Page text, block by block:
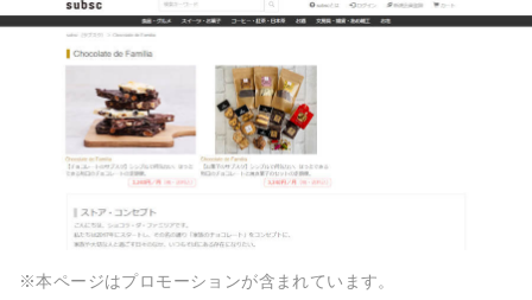
※本ページはプロモーションが含まれています。